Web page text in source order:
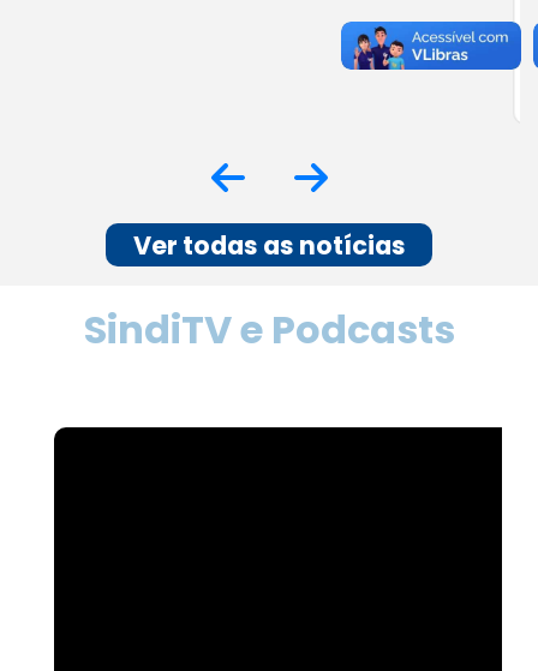
mais importantes para o comércio brasileiro e
deve representar uma oportunidade de […]
Ver todas as notícias
SindiTV e Podcasts